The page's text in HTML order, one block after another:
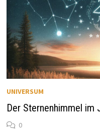
UNIVERSUM
Der Sternenhimmel im
0